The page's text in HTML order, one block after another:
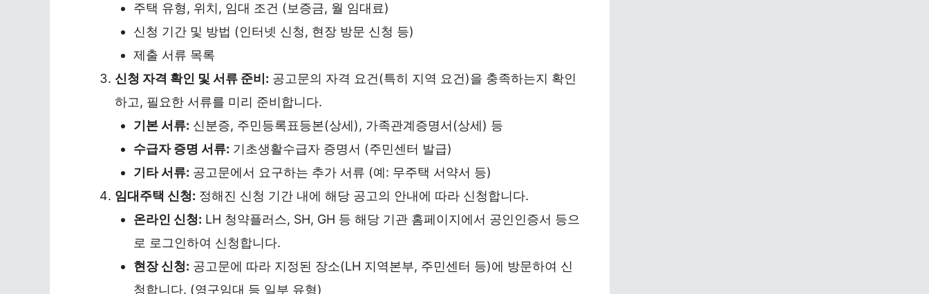
주택 유형, 위치, 임대 조건 (보증금, 월 임대료)
신청 기간 및 방법 (인터넷 신청, 현장 방문 신청 등)
제출 서류 목록
신청 자격 확인 및 서류 준비: 공고문의 자격 요건(특히 지역 요건)을 충족하는지 확인
하고, 필요한 서류를 미리 준비합니다.
기본 서류: 신분증, 주민등록표등본(상세), 가족관계증명서(상세) 등
수급자 증명 서류: 기초생활수급자 증명서 (주민센터 발급)
기타 서류: 공고문에서 요구하는 추가 서류 (예: 무주택 서약서 등)
임대주택 신청: 정해진 신청 기간 내에 해당 공고의 안내에 따라 신청합니다.
온라인 신청: LH 청약플러스, SH, GH 등 해당 기관 홈페이지에서 공인인증서 등으
로 로그인하여 신청합니다.
현장 신청: 공고문에 따라 지정된 장소(LH 지역본부, 주민센터 등)에 방문하여 신
청합니다. (영구임대 등 일부 유형)